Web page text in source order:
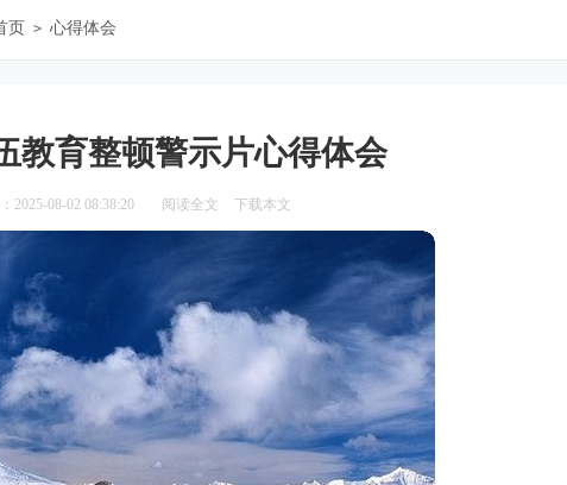
页 > 心得体会
教育整顿警示片心得体会
2025-08-02 08:38:20 阅读全文 下载本文